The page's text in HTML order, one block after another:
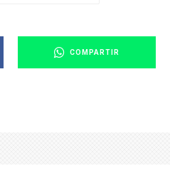
COMPARTIR